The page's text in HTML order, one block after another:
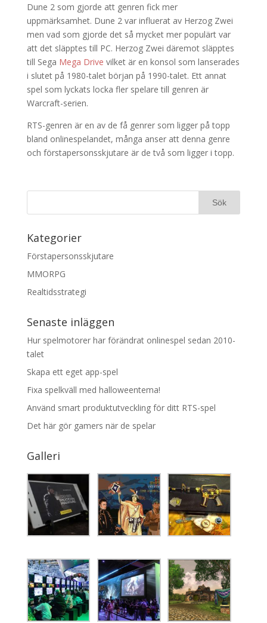
Dune 2 som gjorde att genren fick mer
uppmärksamhet. Dune 2 var influerat av Herzog Zwei
men vad som gjorde det så mycket mer populärt var
att det släpptes till PC. Herzog Zwei däremot släpptes
till Sega Mega Drive vilket är en konsol som lanserades
i slutet på 1980-talet början på 1990-talet. Ett annat
spel som lyckats locka fler spelare till genren är
Warcraft-serien.
RTS-genren är en av de få genrer som ligger på topp
bland onlinespelandet, många anser att denna genre
och förstapersonsskjutare är de två som ligger i topp.
Kategorier
Förstapersonsskjutare
MMORPG
Realtidsstrategi
Senaste inläggen
Hur spelmotorer har förändrat onlinespel sedan 2010-
talet
Skapa ett eget app-spel
Fixa spelkväll med halloweentema!
Använd smart produktutveckling för ditt RTS-spel
Det här gör gamers när de spelar
Galleri